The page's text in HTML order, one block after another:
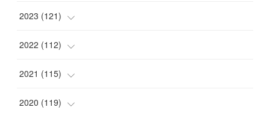
(9)
( 7)
( 8 )
(7)
( 8)
( 7 )
( 10)
(14)
( 15)
( 11)
( 10)
2023 (121)
( 12)
( 8)
( 8)
2022 (112)
( 10)
( 7)
2021 (115)
( 14)
2020 (119)